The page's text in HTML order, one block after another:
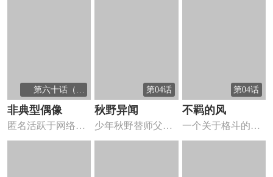
第六十话（完
非典型偶像
匿名活跃于网络的
歌手何禾因拒绝粉
第04话
秋野异闻
少年秋野替师父下
山收妖，第一次收
第04话
不羁的风
一个关于格斗的故
事，梦想、热血都